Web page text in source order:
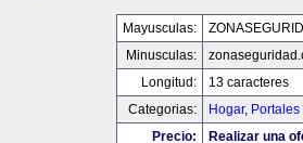
Mayusculas:
Minusculas:
Longitud:
13 caracteres
Categorias:
Hogar, Portales
Precio:
Realizar una